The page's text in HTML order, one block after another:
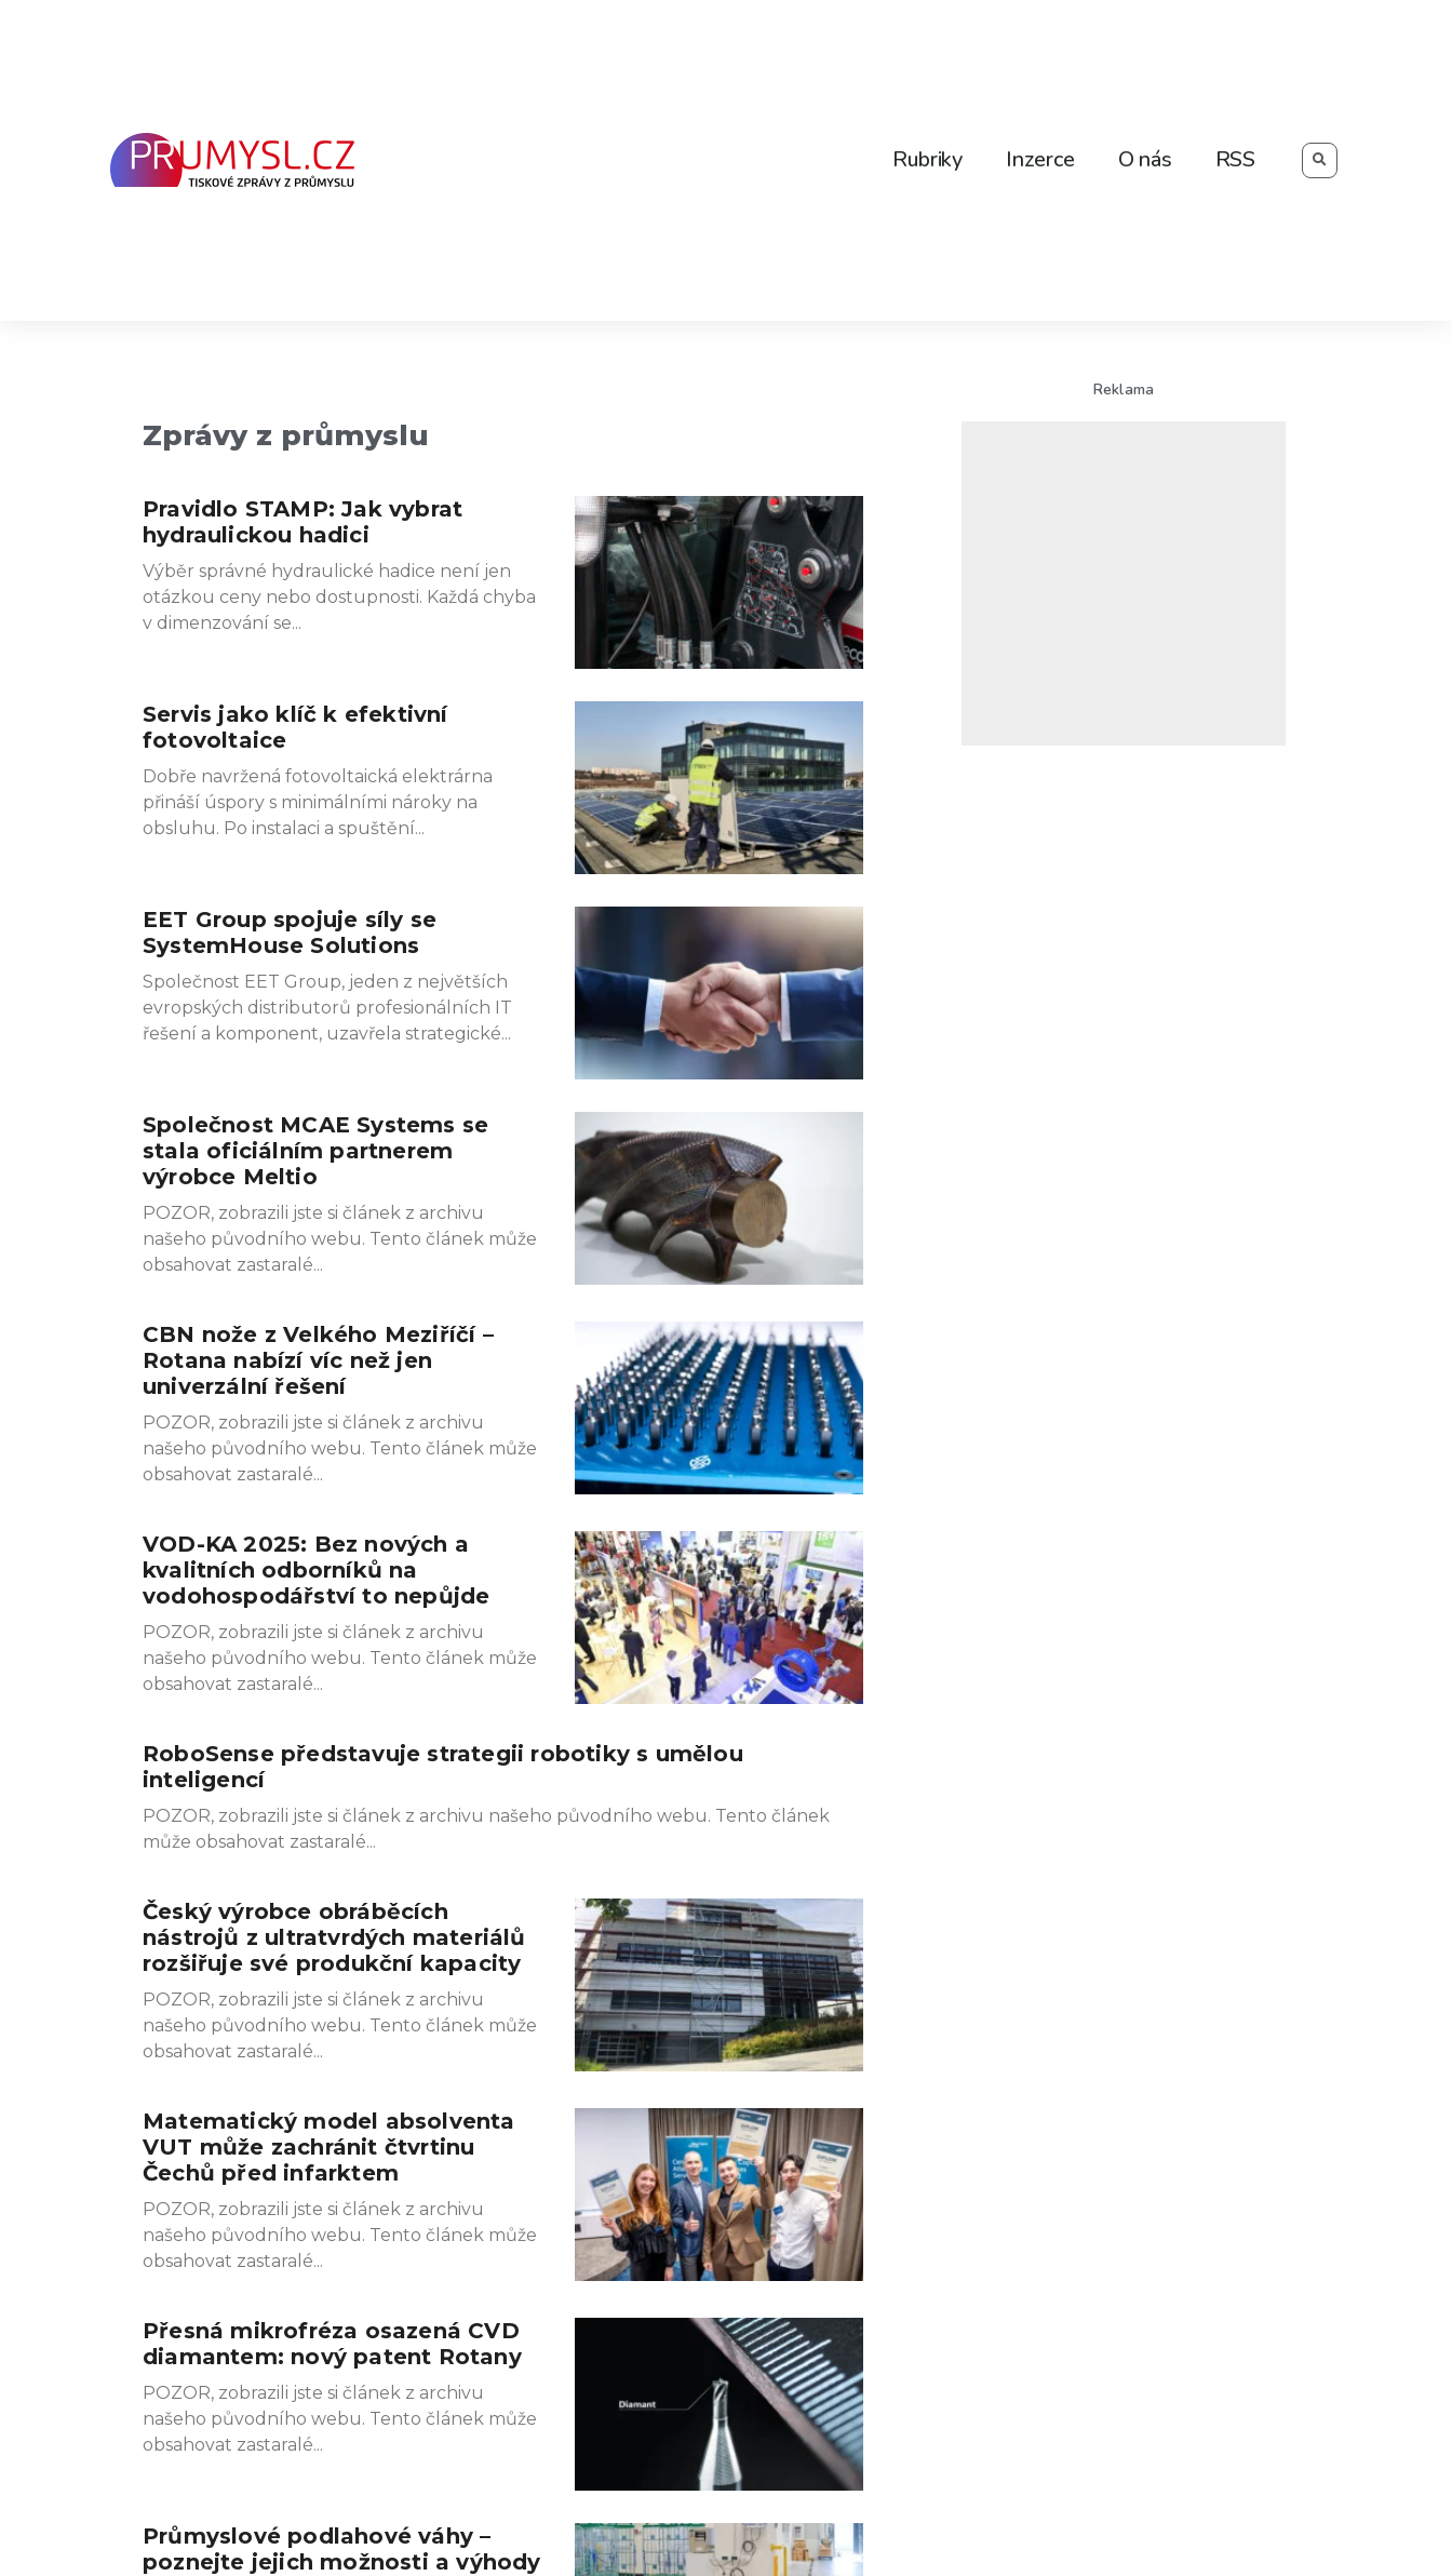
Rubriky Inzerce O nás RSS
Zprávy z průmyslu
Pravidlo STAMP: Jak vybrat
hydraulickou hadici
Výběr správné hydraulické hadice není jen
otázkou ceny nebo dostupnosti. Každá chyba
v dimenzování se
Servis jako klíč k efektivní
fotovoltaice
Dobře navržená fotovoltaická elektrárna
přináší úspory s minimálními nároky na
obsluhu. Po instalaci a spuštění
EET Group spojuje síly se
SystemHouse Solutions
Společnost EET Group, jeden z největších
evropských distributorů profesionálních IT
řešení a komponent, uzavřela strategické
Společnost MCAE Systems se
stala oficiálním partnerem
výrobce Meltio
POZOR, zobrazili jste si článek z archivu
našeho původního webu. Tento článek může
obsahovat zastaralé
CBN nože z Velkého Meziříčí –
Rotana nabízí víc než jen
univerzální řešení
POZOR, zobrazili jste si článek z archivu
našeho původního webu. Tento článek může
obsahovat zastaralé
VOD-KA 2025: Bez nových a
kvalitních odborníků na
vodohospodářství to nepůjde
POZOR, zobrazili jste si článek z archivu
našeho původního webu. Tento článek může
obsahovat zastaralé
RoboSense představuje strategii robotiky s umělou
inteligencí
POZOR, zobrazili jste si článek z archivu našeho původního webu. Tento článek
může obsahovat zastaralé
Český výrobce obráběcích
nástrojů z ultratvrdých materiálů
rozšiřuje své produkční kapacity
POZOR, zobrazili jste si článek z archivu
našeho původního webu. Tento článek může
obsahovat zastaralé
Matematický model absolventa
VUT může zachránit čtvrtinu
Čechů před infarktem
POZOR, zobrazili jste si článek z archivu
našeho původního webu. Tento článek může
obsahovat zastaralé
Přesná mikrofréza osazená CVD
diamantem: nový patent Rotany
POZOR, zobrazili jste si článek z archivu
našeho původního webu. Tento článek může
obsahovat zastaralé
Průmyslové podlahové váhy –
poznejte jejich možnosti a výhody
PagePage Page
Reklama